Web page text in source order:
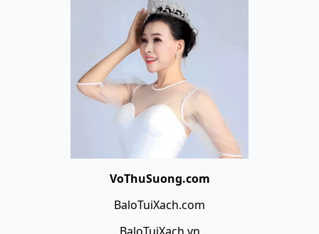
VoThuSuong.com
BaloTuiXach.com